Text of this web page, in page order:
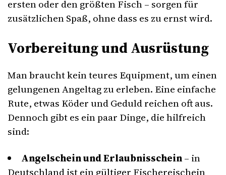
ersten oder den größten Fisch – sorgen für
zusätzlichen Spaß, ohne dass es zu ernst wird.
Vorbereitung und Ausrüstung
Man braucht kein teures Equipment, um einen
gelungenen Angeltag zu erleben. Eine einfache
Rute, etwas Köder und Geduld reichen oft aus.
Dennoch gibt es ein paar Dinge, die hilfreich
sind:
Angelschein und Erlaubnisschein– in
Deutschland ist ein gültiger Fischereischein